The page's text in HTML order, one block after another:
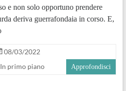
e non solo opportuno prendere
deriva guerrafondaia in corso. E,
08/03/2022
In primo piano Approfondisci